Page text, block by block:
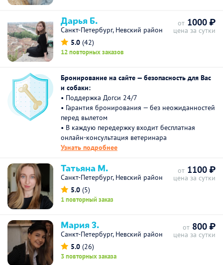
Дарья Б.
Санкт-Петербург, Невский район
5.0 (42)
12 повторных заказов
от 1000 ₽
цена за сутки
Бронирование на сайте — безопасность для Вас
и собаки:
• Поддержка Догси 24/7
• Гарантия бронирования — без неожиданностей
перед вылетом
• В каждую передержку входит бесплатная
онлайн-консультация ветеринара
Узнать подробнее
Татьяна М.
Санкт-Петербург, Невский район
5.0 (5)
1 повторный заказ
от 1100 ₽
цена за сутки
Мария З.
Санкт-Петербург, Невский район
5.0 (26)
3 повторных заказа
от 800 ₽
цена за сутки